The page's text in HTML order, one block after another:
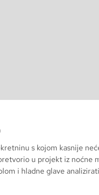
s kojom kasnije
u projekt iz noćne
i hladne glave analizirati